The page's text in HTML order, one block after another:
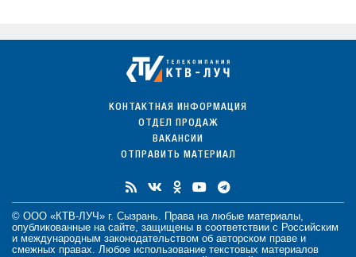
КОНТАКТНАЯ ИНФОРМАЦИЯ
ОТДЕЛ ПРОДАЖ
ВАКАНСИИ
ОТПРАВИТЬ МАТЕРИАЛ
© ООО «КТВ-ЛУЧ» г. Сызрань. Права на любые материалы
опубликованные на сайте, защищены в соответствии с Российским
и международным законодательством об авторском праве и
смежных правах. Любое использование текстовых материалов